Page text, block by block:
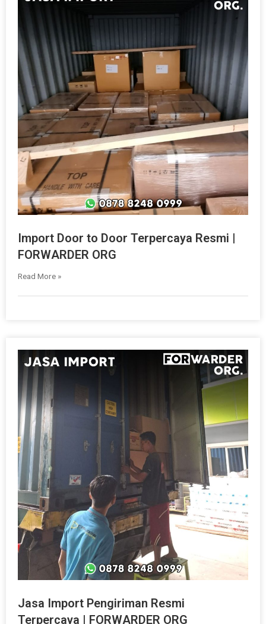
Import Door to Door Terpercaya Resmi |
FORWARDER ORG
Read More »
Jasa Import Pengiriman Resmi
Terpercaya | FORWARDER ORG